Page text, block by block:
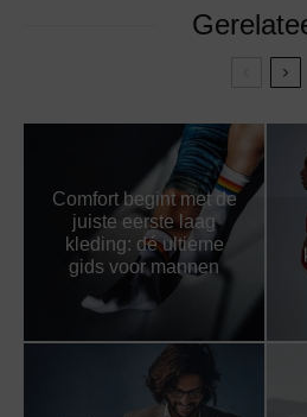
Comfort begint met de
juiste eerste laag
kleding: dé ultieme
gids voor mannen